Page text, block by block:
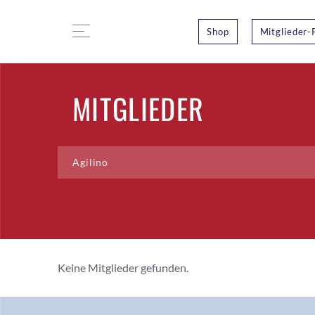
Shop Mitglieder-
MITGLIEDER
Keine Mitglieder gefunden.